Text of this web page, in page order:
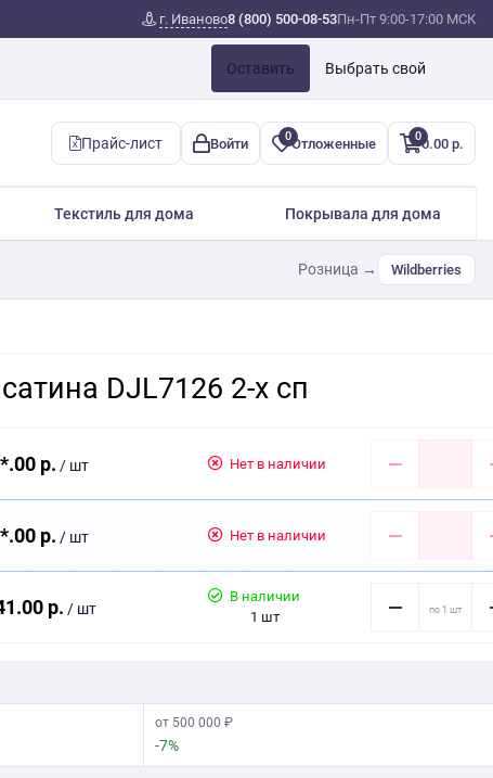
г. Иваново8 (800) 500-08-53Пн-Пт 9:00-17:00 МСК
Оставить Выбрать свой
Прайс-лист Войти 0Отложенные 00.00 р.
Текстиль для дома Покрывала для дома
Розница → Wildberries
DJL7126 2-х сп
р. / шт Нет в наличии
р. / шт Нет в наличии
р. / шт
В наличии
1 шт
от 500 000 ₽
-7%